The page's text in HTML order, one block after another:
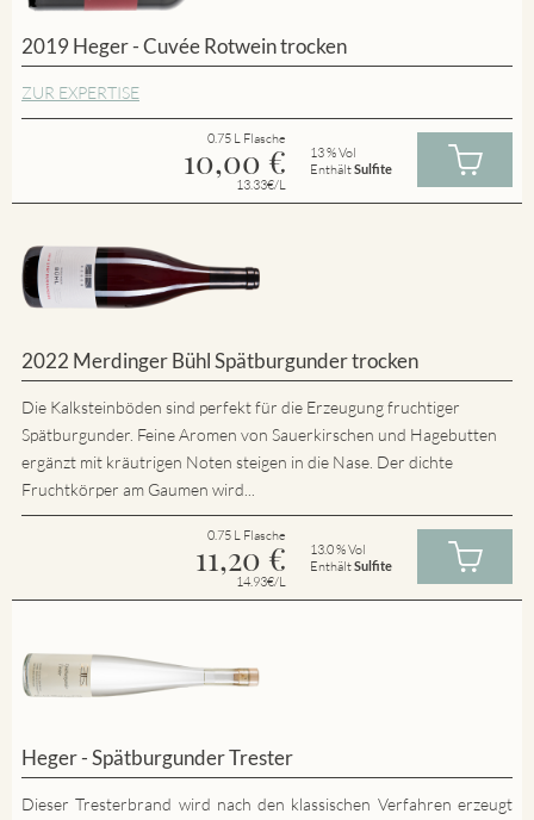
2019 Heger - Cuvée Rotwein trocken
ZUR EXPERTISE
0.75 L Flasche
10,00 €
13.33€/L
13 % Vol
EnthältSulfite
2022 Merdinger Bühl Spätburgunder trocken
Die Kalksteinböden sind perfekt für die Erzeugung fruchtiger
Spätburgunder. Feine Aromen von Sauerkirschen und Hagebutten
ergänzt mit kräutrigen Noten steigen in die Nase. Der dichte
Fruchtkörper am Gaumen wird...
0.75 L Flasche
11,20 €
14.93€/L
13.0 % Vol
EnthältSulfite
Heger - Spätburgunder Trester
Dieser Tresterbrand wird nach den klassischen Verfahren erzeugt